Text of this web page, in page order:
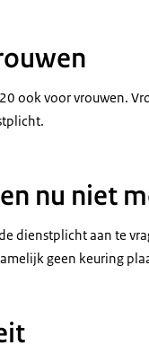
ook voor vrouwen.
nu niet
dienstplicht aan te
geen keuring